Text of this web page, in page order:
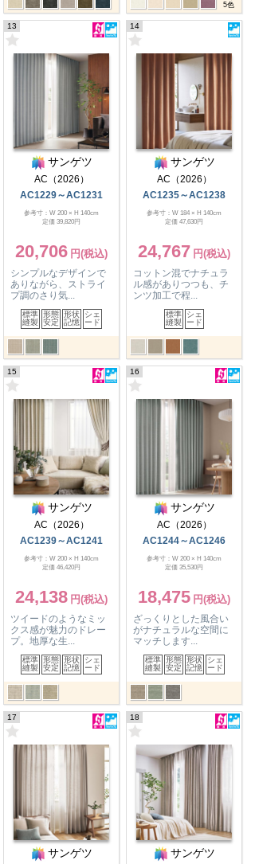
5色
13
サンゲツ
AC（2026）
AC1229～AC1231
参考寸：W 200 × H 140cm
定価 39,820円
20,706
シンプルなデザインで
ありながら、ストライ
プ調のさり気...
標準
縫製
形態
安定
形状
記憶
シェ
ード
14
サンゲツ
AC（2026）
AC1235～AC1238
参考寸：W 184 × H 140cm
定価 47,630円
24,767
コットン混でナチュラ
ル感がありつつも、チ
ンツ加工で程...
標準
縫製
シェ
ード
15
サンゲツ
AC（2026）
AC1239～AC1241
参考寸：W 200 × H 140cm
定価 46,420円
24,138
ツイードのようなミッ
クス感が魅力のドレー
プ。地厚な生...
標準
縫製
形態
安定
形状
記憶
シェ
ード
16
サンゲツ
AC（2026）
AC1244～AC1246
参考寸：W 200 × H 140cm
定価 35,530円
18,475
ざっくりとした風合い
がナチュラルな空間に
マッチします...
標準
縫製
形態
安定
形状
記憶
シェ
ード
17
サンゲツ
18
サンゲツ